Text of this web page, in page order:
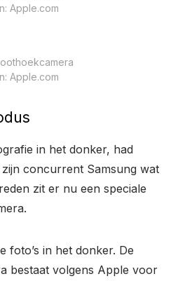
Apple.com
Apple.com
in het donker, had
concurrent Samsung wat
zit er nu een speciale
foto’s in het donker. De
bestaat volgens Apple voor